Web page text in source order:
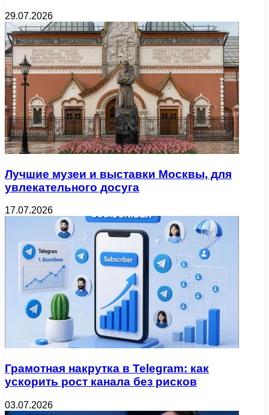
29.07.2026
Лучшие музеи и выставки Москвы, для
увлекательного досуга
17.07.2026
Грамотная накрутка в Telegram: как
ускорить рост канала без рисков
03.07.2026